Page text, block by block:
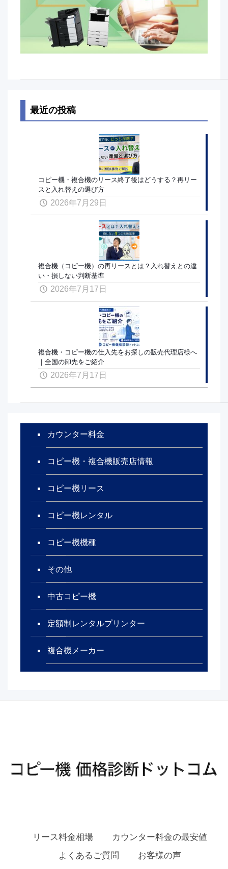
最近の投稿
コピー機・複合機のリース終了後はどうする？再リー
スと入れ替えの選び方
2026年7月29日
複合機（コピー機）の再リースとは？入れ替えとの違
い・損しない判断基準
2026年7月17日
複合機・コピー機の仕入先をお探しの販売代理店様へ
｜全国の卸先をご紹介
2026年7月17日
カウンター料金
コピー機・複合機販売店情報
コピー機リース
コピー機レンタル
コピー機機種
その他
中古コピー機
定額制レンタルプリンター
複合機メーカー
リース料金相場
カウンター料金の最安値
よくあるご質問
お客様の声